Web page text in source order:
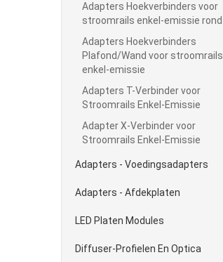
Adapters Hoekverbinders voor
stroomrails enkel-emissie rond
Adapters Hoekverbinders
Plafond/Wand voor stroomrails
enkel-emissie
Adapters T-Verbinder voor
Stroomrails Enkel-Emissie
Adapter X-Verbinder voor
Stroomrails Enkel-Emissie
Adapters - Voedingsadapters
Adapters - Afdekplaten
LED Platen Modules
Diffuser-Profielen En Optica